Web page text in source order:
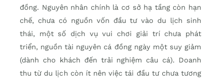
đồng. Nguyên nhân chính là cơ sở hạ tầng còn hạn
chế, chưa có nguồn vốn đầu tư vào du lịch sinh
thái, một số dịch vụ vui chơi giải trí chưa phát
triển, nguồn tài nguyên cá đồng ngày một suy giảm
(dành cho khách đến trải nghiệm câu cá). Doanh
thu từ du lịch còn ít nên việc tái đầu tư chưa tương